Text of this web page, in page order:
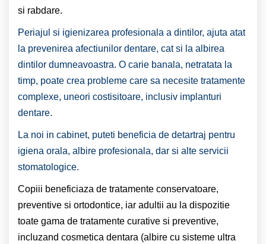
si rabdare.
Periajul si igienizarea profesionala a dintilor, ajuta atat
la prevenirea afectiunilor dentare, cat si la albirea
dintilor dumneavoastra. O carie banala, netratata la
timp, poate crea probleme care sa necesite tratamente
complexe, uneori costisitoare, inclusiv implanturi
dentare.
La noi in cabinet, puteti beneficia de detartraj pentru
igiena orala, albire profesionala, dar si alte servicii
stomatologice.
Copiii beneficiaza de tratamente conservatoare,
preventive si ortodontice, iar adultii au la dispozitie
toate gama de tratamente curative si preventive,
incluzand cosmetica dentara (albire cu sisteme ultra